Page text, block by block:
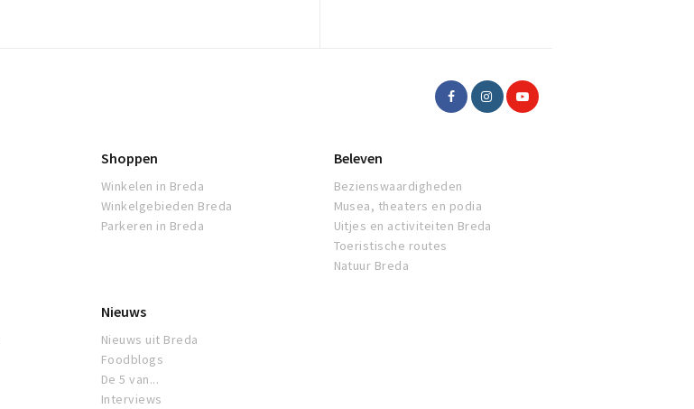
Shoppen
Winkelen in Breda
Winkelgebieden Breda
Parkeren in Breda
Beleven
Bezienswaardigheden
Musea, theaters en podia
Uitjes en activiteiten Breda
Toeristische routes
Natuur Breda
Nieuws
Nieuws uit Breda
Foodblogs
De 5 van...
Interviews